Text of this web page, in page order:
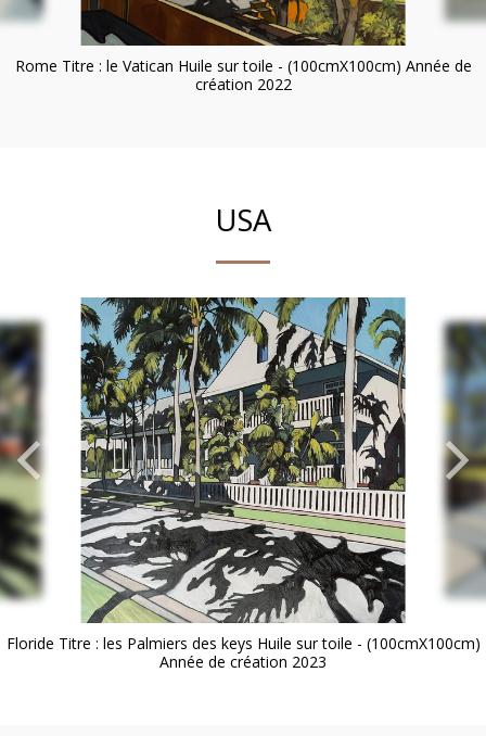
Rome Titre : le Vatican Huile sur toile - (100cmX100cm) Année de
création 2022
USA
Floride Titre : les Palmiers des keys Huile sur toile - (100cmX100cm)
Année de création 2023